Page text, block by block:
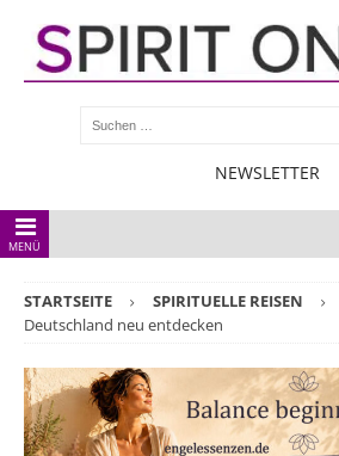
NEWSLETTER
MENÜ
STARTSEITE SPIRITUELLE REISEN
Deutschland neu entdecken